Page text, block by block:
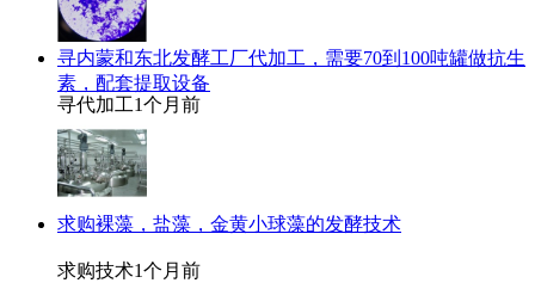
寻内蒙和东北发酵工厂代加工，需要70到100吨罐做抗生
素，配套提取设备
寻代加工1个月前
求购裸藻，盐藻，金黄小球藻的发酵技术
求购技术1个月前